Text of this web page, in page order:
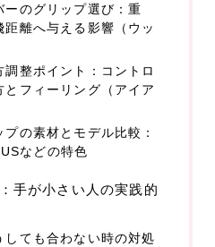
ーのグリップ選び：重
距離へ与える影響（ウッ
調整ポイント：コントロ
とフィーリング（アイア
の素材とモデル比較：
などの特色
手が小さい人の実践的
ても合わない時の対処